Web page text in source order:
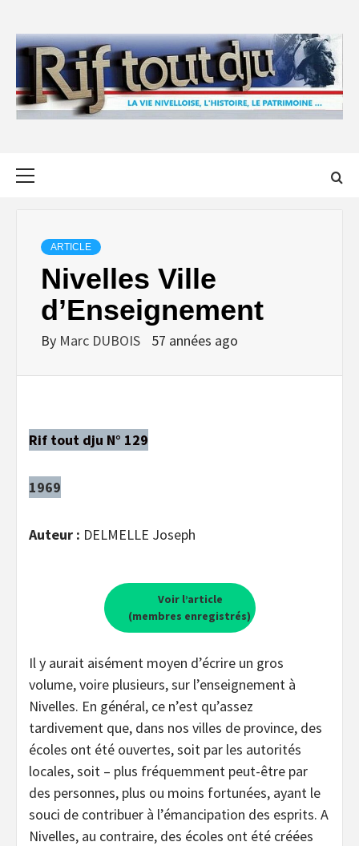
content
ARTICLE
Nivelles Ville
d’Enseignement
By Marc DUBOIS 57 années ago
Rif tout dju N° 129
1969
Auteur : DELMELLE Joseph
Voir l’article
(membres enregistrés)
Il y aurait aisément moyen d’écrire un gros
volume, voire plusieurs, sur l’enseignement à
Nivelles. En général, ce n’est qu’assez
tardivement que, dans nos villes de province, des
écoles ont été ouvertes, soit par les autorités
locales, soit – plus fréquemment peut-être par
des personnes, plus ou moins fortunées, ayant le
souci de contribuer à l’émancipation des esprits. A
Nivelles, au contraire, des écoles ont été créées